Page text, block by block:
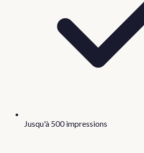
Jusqu'à 500 impressions